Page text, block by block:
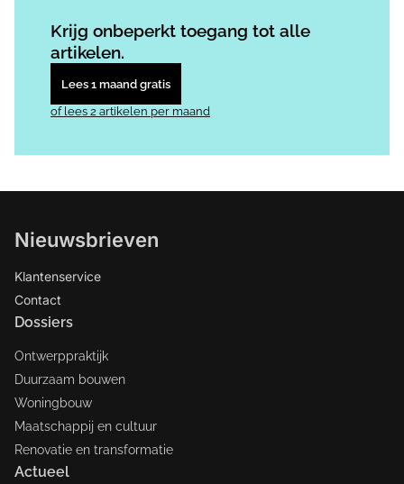
Krijg onbeperkt toegang tot alle
artikelen.
Lees 1 maand gratis
of lees 2 artikelen per maand
Nieuwsbrieven
Klantenservice
Contact
Dossiers
Ontwerppraktijk
Duurzaam bouwen
Woningbouw
Maatschappij en cultuur
Renovatie en transformatie
Actueel